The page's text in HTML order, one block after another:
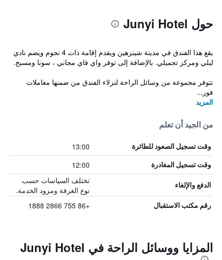
حول Junyi Hotel
يقع هذا الفندق في مدينة شينزهين ويقدم إقامة ذات 4 نجوم ويضم نادي
ليلي ومركز تجميلي. بالإضافة إلى توفر واي فاي مجاني ، سونا ومسبح.
تتوفر مجموعة من وسائل الراحة لنزلاء الفندق من ضمنها معاملات
فور...
المزيد
من الجيد أن تعلم
وقت تسجيل الصعود للطائرة 13:00
وقت تسجيل المغادرة 12:00
الدفع والإلغاء
تختلف السياسات حسب
نوع الغرفة ومزود الخدمة.
رقم مكتب الاستقبال +86 755 2866 1888
المزايا ووسائل الراحة في Junyi Hotel